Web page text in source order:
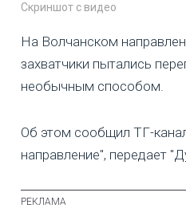
Скриншот с видео
На Волчанском
захватчики пытались
необычным способом.
Об этом сообщил ТГ-
направление", передает